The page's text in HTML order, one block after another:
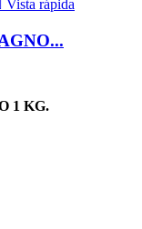
Vista rápida
1 KG.